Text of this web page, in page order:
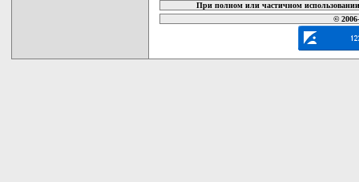
При полном или частичном
©